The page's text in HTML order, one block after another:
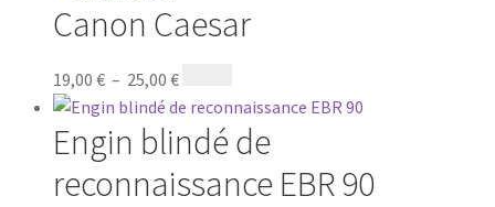
Canon Caesar
19,00 € – 25,00 €
Engin blindé de
reconnaissance EBR 90